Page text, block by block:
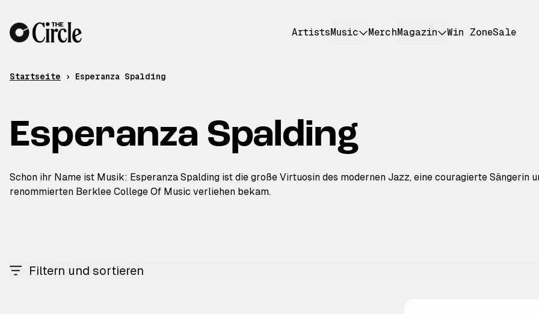
ArtistsMusic MerchMagazin Win ZoneSale
Startseite › Esperanza Spalding
Esperanza Spalding
Schon ihr Name ist Musik: Esperanza Spalding ist die große Virtuosin des modernen Jazz, eine couragierte Sängerin
renommierten Berklee College Of Music verliehen bekam.
Filtern und sortieren